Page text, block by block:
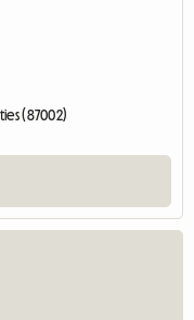
(87002)